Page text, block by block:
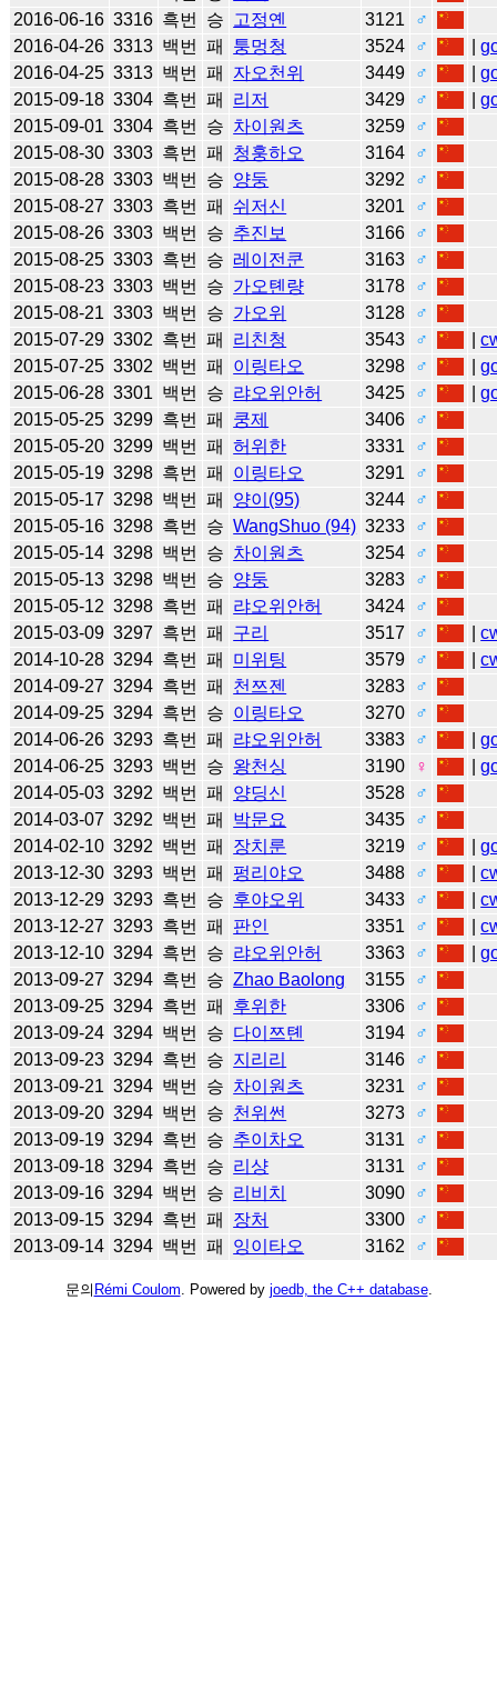
2016-06-16 3316 흑번 승 고정옌 3121
♂
2016-04-26 3313 백번 패 퉁멍청 3524 ♂ |
2016-04-25 3313 백번 패 자오천위 3449 ♂ |
2015-09-18 3304 흑번 패 리저 3429 ♂ |
2015-09-01 3304 흑번 승 차이원츠 3259
♂
2015-08-30 3303 흑번 패 청훙하오 3164
♂
2015-08-28 3303 백번 승 양둥 3292
♂
2015-08-27 3303 흑번 패 쉬저신 3201
♂
2015-08-26 3303 백번 승 추진보 3166
♂
2015-08-25 3303 흑번 승 레이전쿤 3163
♂
2015-08-23 3303 백번 승 가오톈량 3178
♂
2015-08-21 3303 백번 승 가오위 3128
♂
2015-07-29 3302 흑번 패 리친청 3543 ♂ |
2015-07-25 3302 백번 패 이링타오 3298 ♂ |
2015-06-28 3301 백번 승 랴오위안허 3425 ♂ |
2015-05-25 3299 흑번 패 쿵제 3406
♂
2015-05-20 3299 백번 패 허위한 3331
♂
2015-05-19 3298 흑번 패 이링타오 3291
♂
2015-05-17 3298 백번 패 양이(95) 3244
♂
2015-05-16 3298 흑번 승 WangShuo (94) 3233
♂
2015-05-14 3298 백번 승 차이원츠 3254
♂
2015-05-13 3298 백번 승 양둥 3283
♂
2015-05-12 3298 흑번 패 랴오위안허 3424
♂
2015-03-09 3297 흑번 패 구리 3517 ♂ |
2014-10-28 3294 흑번 패 미위팅 3579 ♂ |
2014-09-27 3294 흑번 패 천쯔젠 3283
♂
2014-09-25 3294 흑번 승 이링타오 3270
♂
2014-06-26 3293 흑번 패 랴오위안허 3383 ♂ |
2014-06-25 3293 백번 승 왕천싱 3190 ♀ |
2014-05-03 3292 백번 패 양딩신 3528
♂
2014-03-07 3292 백번 패 박문요 3435
♂
2014-02-10 3292 백번 패 장치룬 3219 ♂ |
2013-12-30 3293 백번 패 펑리야오 3488 ♂ |
2013-12-29 3293 흑번 승 후야오위 3433 ♂ |
2013-12-27 3293 흑번 패 판인 3351 ♂ |
2013-12-10 3294 흑번 승 랴오위안허 3363 ♂ |
2013-09-27 3294 흑번 승 Zhao Baolong 3155
♂
2013-09-25 3294 흑번 패 후위한 3306
♂
2013-09-24 3294 백번 승 다이쯔톈 3194
♂
2013-09-23 3294 흑번 승 지리리 3146
♂
2013-09-21 3294 백번 승 차이원츠 3231
♂
2013-09-20 3294 백번 승 천위썬 3273
♂
2013-09-19 3294 흑번 승 추이차오 3131
♂
2013-09-18 3294 흑번 승 리샹 3131
♂
2013-09-16 3294 백번 승 리비치 3090
♂
2013-09-15 3294 흑번 패 장처 3300
♂
2013-09-14 3294 백번 패 잉이타오 3162 ♂
문의 Rémi Coulom . Powered by joedb, the C++ database.